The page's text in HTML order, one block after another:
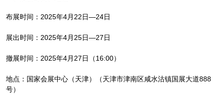
布展时间：2025年4月22日—24日
展出时间：2025年4月25日—27日
撤展时间：2025年4月27日（16:00）
地点：国家会展中心（天津）（天津市津南区咸水沽镇国展大道888
号）